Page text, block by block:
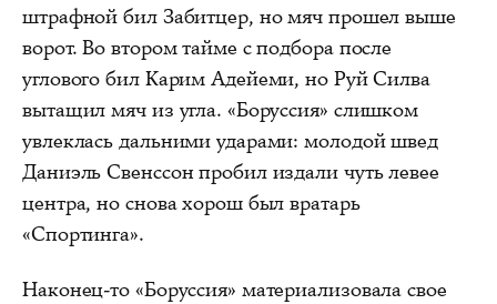
штрафной бил Забитцер, но мяч прошел выше
ворот. Во втором тайме с подбора после
углового бил Карим Адейеми, но Руй Силва
вытащил мяч из угла. «Боруссия» слишком
увлеклась дальними ударами: молодой швед
Даниэль Свенссон пробил издали чуть левее
центра, но снова хорош был вратарь
«Спортинга».
Наконец-то «Боруссия» материализовала свое